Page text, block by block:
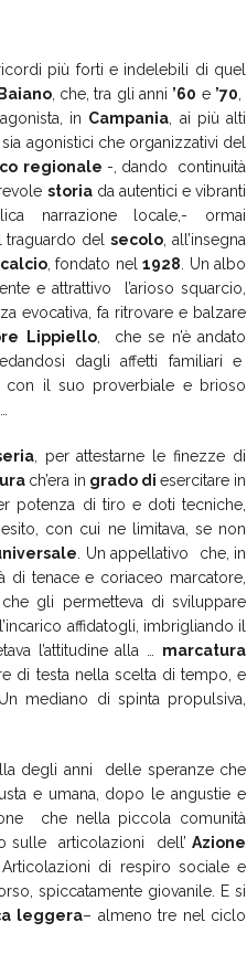
più forti e indelebili di quel
Baiano, che, tra gli anni ’60 e ’70
in Campania , ai più alti
agonistici che organizzativi del
regionale -, dando continuità
storiada autentici e vibranti
narrazione locale,- ormai
traguardo delsecolo , all’insegna
calcio, fondato nel1928 . Un albo
e attrattivo l’arioso squarcio,
evocativa, fa ritrovare e balzare
Lippiello, che se n’è andato
dagli affetti familiari e
con il suo proverbiale e brioso
, per attestarne le finezze di
ch’era in grado diesercitare in
potenza di tiro e doti tecniche,
con cui ne limitava, se non
. Un appellativo che, in
di tenace e coriaceo marcatore,
gli permetteva di sviluppare
affidatogli, imbrigliando il
l’attitudine alla … marcatura
di testa nella scelta di tempo, e
mediano di spinta propulsiva,
degli anni delle speranze che
e umana, dopo le angustie e
che nella piccola comunità
sulle articolazioni dell’Azione
. Articolazioni di respiro sociale e
spiccatamente giovanile. E si
leggera– almeno tre nel ciclo